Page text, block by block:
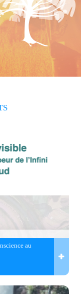
au